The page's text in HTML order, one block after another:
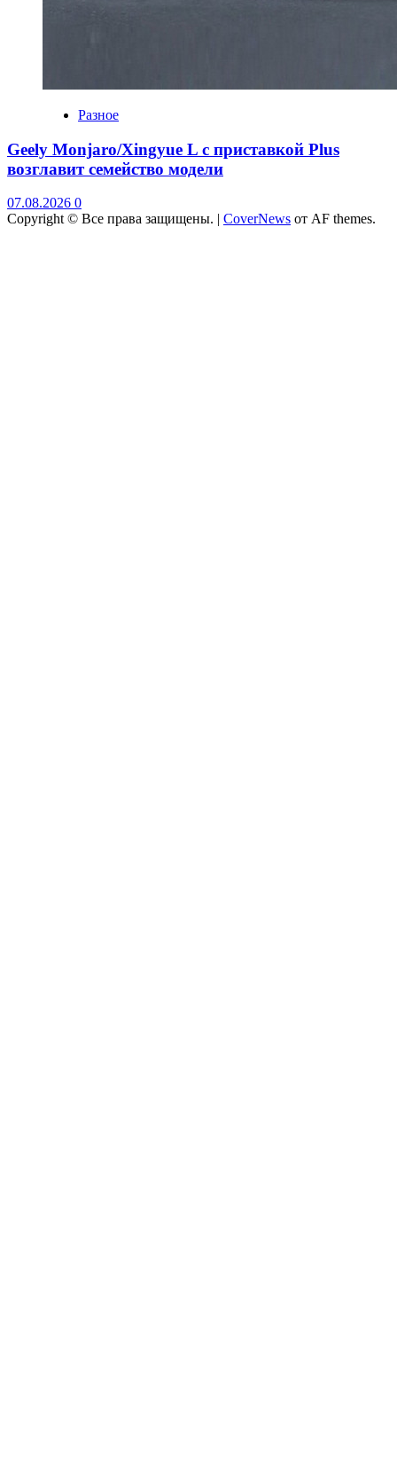
Разное
Geely Monjaro/Xingyue L с приставкой Plus
возглавит семейство модели
07.08.2026 0
Copyright © Все права защищены. | CoverNews от AF themes.